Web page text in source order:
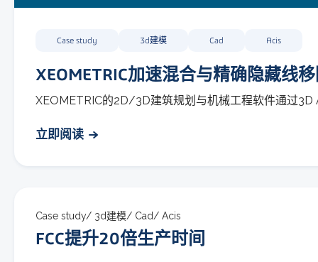
Case study 3d建模 Cad Acis
XEOMETRIC加速混合与精确隐藏线
XEOMETRIC的2D/3D建筑规划与机械工程软件通过
立即阅读
Case study/ 3d建模/ Cad/ Acis
FCC提升20倍生产时间